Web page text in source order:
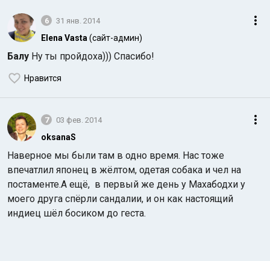
6 31 янв. 2014
Elena Vasta (сайт-админ)
Балу Ну ты пройдоха))) Спасибо!
Нравится
7 03 фев. 2014
oksanaS
Наверное мы были там в одно время. Нас тоже
впечатлил японец в жёлтом, одетая собака и чел на
постаменте.А ещё, в первый же день у Махабодхи у
моего друга спёрли сандалии, и он как настоящий
индиец шёл босиком до геста.